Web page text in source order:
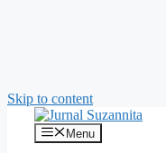
Skip to content
Menu